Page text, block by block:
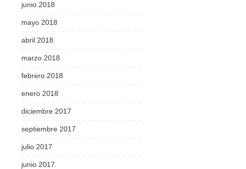
junio 2018
mayo 2018
abril 2018
marzo 2018
febrero 2018
enero 2018
diciembre 2017
septiembre 2017
julio 2017
junio 2017